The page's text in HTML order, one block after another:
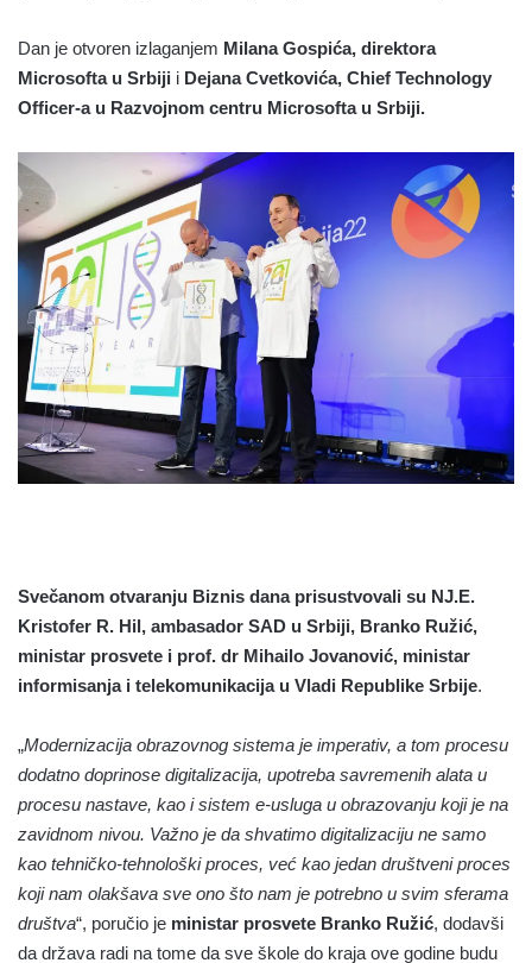
Dan je otvoren izlaganjem Milana Gospića, direktora
Microsofta u Srbiji i Dejana Cvetkovića, Chief Technology
Officer-a u Razvojnom centru Microsofta u Srbiji.
Svečanom otvaranju Biznis dana prisustvovali su NJ.E.
Kristofer R. Hil, ambasador SAD u Srbiji, Branko Ružić,
ministar prosvete i prof. dr Mihailo Jovanović, ministar
informisanja i telekomunikacija u Vladi Republike Srbije.
„Modernizacija obrazovnog sistema je imperativ, a tom procesu
dodatno doprinose digitalizacija, upotreba savremenih alata u
procesu nastave, kao i sistem e-usluga u obrazovanju koji je na
zavidnom nivou. Važno je da shvatimo digitalizaciju ne samo
kao tehničko-tehnološki proces, već kao jedan društveni proces
koji nam olakšava sve ono što nam je potrebno u svim sferama
društva“, poručio je ministar prosvete Branko Ružić, dodavši
da država radi na tome da sve škole do kraja ove godine budu